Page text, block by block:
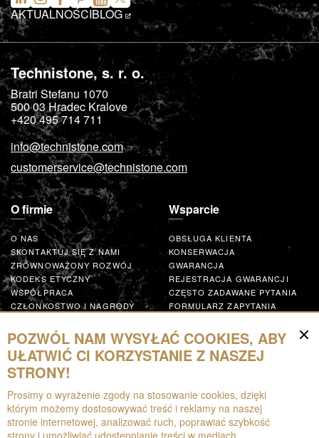
AKTUALNOŚCIBLOG
Technistone, s. r. o.
Bratri Stefanu 1070
500 03Hradec Kralove
+420 495 714 711
info@technistone.com
customerservice@technistone.com
O firmie
O NAS
SKONTAKTUJ SIĘ Z NAMI
ZRÓWNOWAŻONY ROZWÓJ
KODEKS ETYCZNY
WSPÓŁPRACA
CZŁONKOSTWO I NAGRODY
CONDUCT
WSPÓŁPRACUJ
Wsparcie
OBSŁUGA KLIENTA
KONSERWACJA
GWARANCJA
REJESTRACJA GWARANCJI
CZĘSTO ZADAWANE PYTANIA
FORMULARZ ZAPYTANIA
Zasoby
DO POBRANIA
BROSZURY
EPD
POZWÓL NAM WYSYŁAĆ COOKIES, ABY
UŁATWIĆ CI KORZYSTANIE Z NASZEJ
STRONY!
Prosimy o wyrażenie zgody na stosowanie cookies, dzięki
którym możemy dostosowywać treść i reklamy na naszej
stronie internetowej, analizować ruch, poprawiać szybkość
strony i umożliwiać udostępnianie treści w mediach